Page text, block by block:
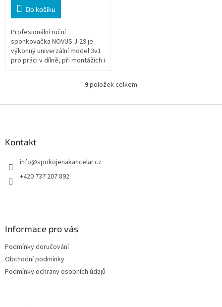
Do košíku
Profesionální ruční
sponkovačka NOVUS J-29 je
výkonný univerzální model 3v1
pro práci v dílně, při montážích i
O
l
9položek celkem
Kontakt
info@spokojenakancelar.cz
+420 737 207 892
Informace pro vás
Podmínky doručování
Obchodní podmínky
Podmínky ochrany osobních údajů